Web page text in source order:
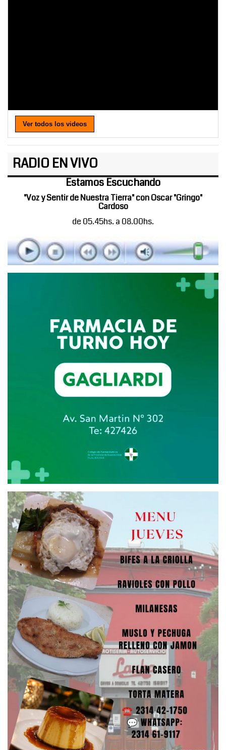
Ver todos los videos
RADIO EN VIVO
Estamos Escuchando
"Voz y Sentir de Nuestra Tierra" con Oscar "Gringo"
Cardoso
de 05.45hs. a 08.00hs.